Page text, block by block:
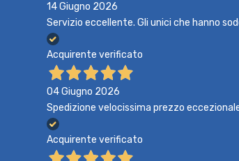
14 Giugno 2026
Servizio eccellente. Gli unici che hanno
Acquirente verificato
04 Giugno 2026
Spedizione velocissima prezzo
Acquirente verificato